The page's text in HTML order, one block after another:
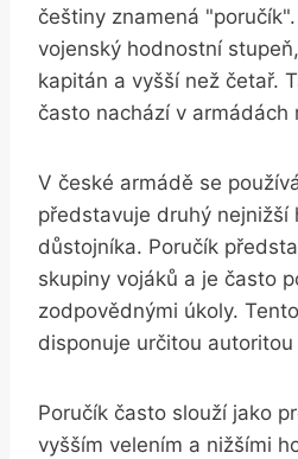
češtiny znamená
vojenský hodnostní
kapitán a vyšší než četař.
často nachází v armádách
V české armádě se
představuje druhý nejnižší
důstojníka. Poručík
skupiny vojáků a je často
zodpovědnými úkoly.
disponuje určitou
Poručík často slouží jako
vyšším velením a nižšími